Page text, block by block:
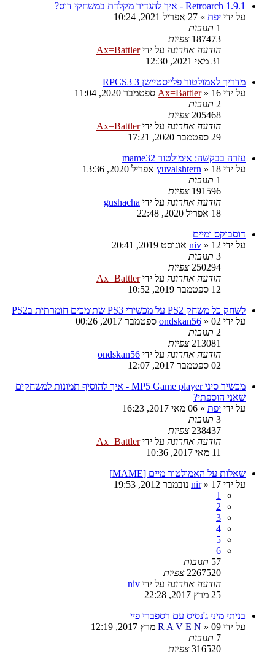
Retroarch 1.9.1 - איך להגדיר מקלדת במשחקי דוס?
על ידי יפת » 27 אפריל 2021, 10:24
1 תגובות
187473 צפיות
הודעה אחרונה על ידיAx=Battler
31 מאי 2021, 12:30
מדריך לאמולטור פלייסטיישן 3 RPCS3
על ידי
Ax=Battler» 16 ספטמבר 2020, 11:04
2 תגובות
205468 צפיות
הודעה אחרונה על ידיAx=Battler
29 ספטמבר 2020, 17:21
עזרה בבקשה: אימולטור mame32
על ידי
yuvalshtern » 18 אפריל 2020, 13:36
1 תגובות
191596 צפיות
הודעה אחרונה על ידי gushacha
18 אפריל 2020, 22:48
דוסבוקס ומיים
על ידי
niv » 12 אוגוסט 2019, 20:41
3 תגובות
250294 צפיות
הודעה אחרונה על ידיAx=Battler
12 ספטמבר 2019, 10:52
לשחק כל משחק PS2 על מכשירי PS3 שתומכים חומרתית בPS2
על ידי
ondskan56 » 02 ספטמבר 2017, 00:26
2 תגובות
213081 צפיות
הודעה אחרונה על ידי ondskan56
02 ספטמבר 2017, 12:07
מכשיר סיני MP5 Game player - איך להוסיף תמונות למשחקים
שאני הוספתי?
על ידי יפת » 06 מאי 2017, 16:23
3 תגובות
238437 צפיות
הודעה אחרונה על ידיAx=Battler
11 מאי 2017, 10:36
שאלות על האמולטור מיים [MAME]
על ידי
nir» 17 נובמבר 2012, 19:53
1
2
3
4
5
6
57 תגובות
2267520 צפיות
הודעה אחרונה על ידי niv
25 מרץ 2017, 22:28
בניתי מיני ג'נסיס עם רספברי פיי
על ידי
R A V E N » 09 מרץ 2017, 12:19
7 תגובות
316520 צפיות